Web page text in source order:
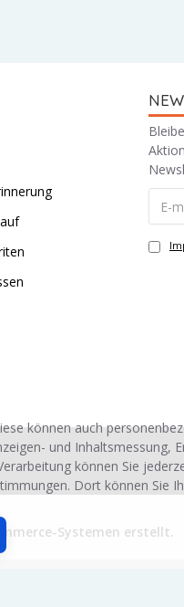
Systemen erstellt.
können auch
und Inhaltsmessung,
können Sie
Dort können Sie